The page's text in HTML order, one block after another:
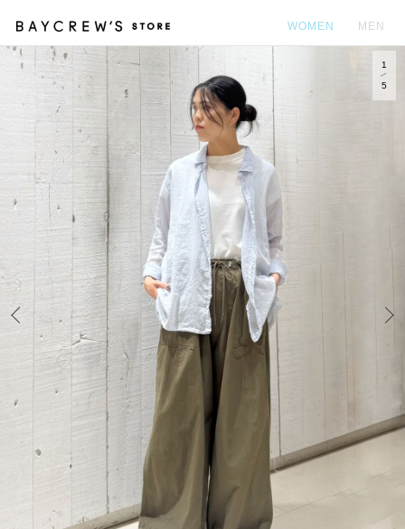
WOMEN MEN
Prev
1
5